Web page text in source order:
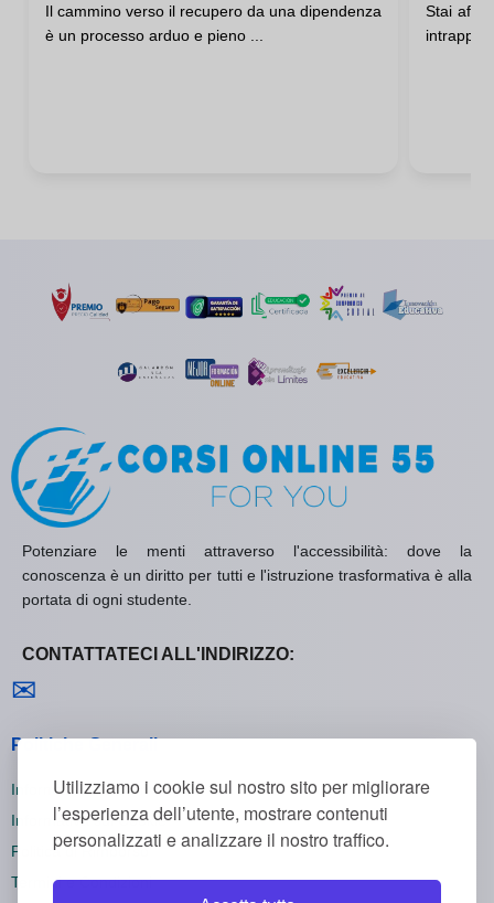
Utilizziamo i cookie sul nostro sito per migliorare
l’esperienza dell’utente, mostrare contenuti
personalizzati e analizzare il nostro traffico.
Voglia Disperata Di Tornare
Il cammino verso il recupero da una dipendenza
è un processo arduo e pieno ...
Stai
Potenziare le menti attraverso l'accessibilità: dove la
conoscenza è un diritto per tutti e l'istruzione trasformativa è alla
portata di ogni studente.
CONTATTATECI ALL'INDIRIZZO:
✉
Politiche Generali
Informativa sulla Privacy
Informativa sui Cookie
Politica di Rimborso
Termini e Condizioni